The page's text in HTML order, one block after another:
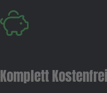
Komplett Kostenfrei